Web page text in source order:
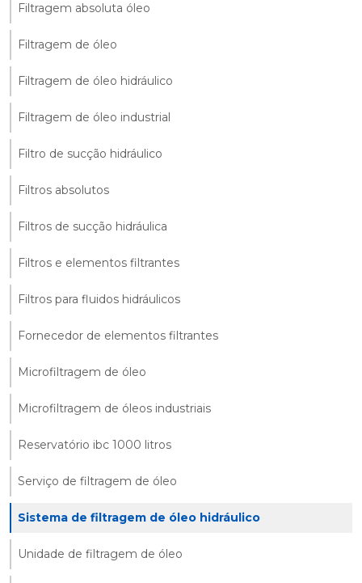
Filtragem absoluta óleo
Filtragem de óleo
Filtragem de óleo hidráulico
Filtragem de óleo industrial
Filtro de sucção hidráulico
Filtros absolutos
Filtros de sucção hidráulica
Filtros e elementos filtrantes
Filtros para fluidos hidráulicos
Fornecedor de elementos filtrantes
Microfiltragem de óleo
Microfiltragem de óleos industriais
Reservatório ibc 1000 litros
Serviço de filtragem de óleo
Sistema de filtragem de óleo hidráulico
Unidade de filtragem de óleo